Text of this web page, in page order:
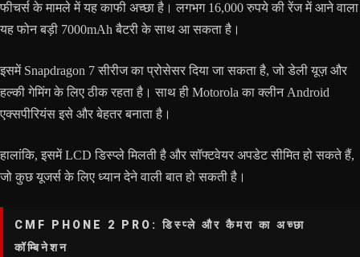
फीचर्स के मामले में यह काफी अच्छा है। लगभग 16,000 रुपये की रेंज में आने वाला
यह फोन बड़ी 7000mAh बैटरी के साथ आ सकता है।
इसमें Snapdragon 7 सीरीज का प्रोसेसर दिया जा सकता है, जो डेली यूज़ और
हल्की गेमिंग के लिए ठीक रहता है। साथ ही Motorola का क्लीन Android
एक्सपीरियंस इसे और बेहतर बनाता है।
हालांकि, इसमें LCD डिस्प्ले मिलती है और सॉफ्टवेयर अपडेट सीमित हो सकते हैं,
जो कुछ यूजर्स के लिए ध्यान देने वाली बात हो सकती है।
CMF PHONE 2 PRO: डिस्प्ले और कैमरा का अच्छा
कॉम्बिनेशन